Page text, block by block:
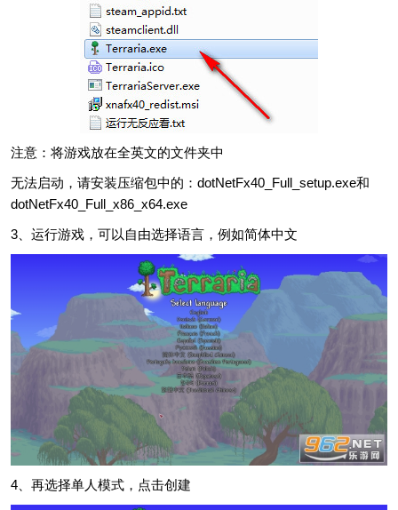
注意：将游戏放在全英文的文件夹中
无法启动，请安装压缩包中的：dotNetFx40_Full_setup.exe和
dotNetFx40_Full_x86_x64.exe
3、运行游戏，可以自由选择语言，例如简体中文
4、再选择单人模式，点击创建